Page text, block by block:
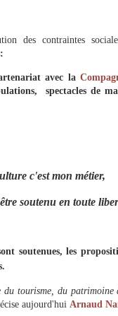
des contraintes
avec la
spectacles de
c'est mon métier,
soutenu en toute
soutenues, les
tourisme, du patrimoine
aujourd'hui Arnaud